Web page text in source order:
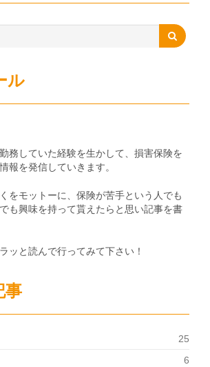
ル
務していた経験を生かして、損害保険を
報を発信していきます。
をモットーに、保険が苦手という人でも
も興味を持って貰えたらと思い記事を書
ッと読んで行ってみて下さい！
事
25
6